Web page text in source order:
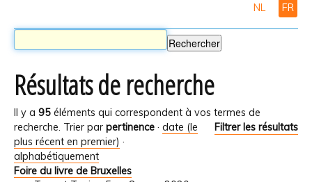
NL FR
Résultats de recherche
Il y a 95 éléments qui correspondent à vos termes de
recherche.
Filtrer les résultats
Trier par pertinence · date (le
plus récent en premier) ·
alphabétiquement
Foire du livre de Bruxelles